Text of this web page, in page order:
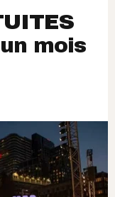
mois